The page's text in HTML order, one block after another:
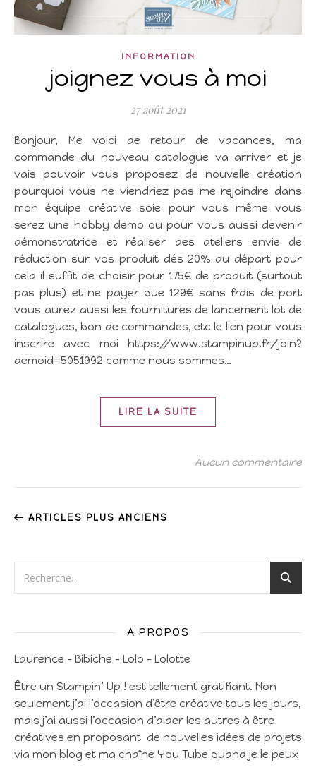
INFORMATION
joignez vous à moi
27 août 2021
Bonjour, Me voici de retour de vacances, ma
commande du nouveau catalogue va arriver et je
vais pouvoir vous proposez de nouvelle création
pourquoi vous ne viendriez pas me rejoindre dans
mon équipe créative soie pour vous même vous
serez une hobby demo ou pour vous aussi devenir
démonstratrice et réaliser des ateliers envie de
réduction sur vos produit dés 20% au départ pour
cela il suffit de choisir pour 175€ de produit (surtout
pas plus) et ne payer que 129€ sans frais de port
vous aurez aussi les fournitures de lancement lot de
catalogues, bon de commandes, etc le lien pour vous
inscrire avec moi https://www.stampinup.fr/join?
demoid=5051992 comme nous sommes…
LIRE LA SUITE
Aucun commentaire
ARTICLES PLUS ANCIENS
A PROPOS
Laurence – Bibiche – Lolo – Lolotte
Être un Stampin’ Up ! est tellement gratifiant. Non
seulement j’ai l’occasion d’être créative tous les jours,
mais j’ai aussi l’occasion d’aider les autres à être
créatives en proposant de nouvelles idées de projets
via mon blog et ma chaîne You Tube quand je le peux